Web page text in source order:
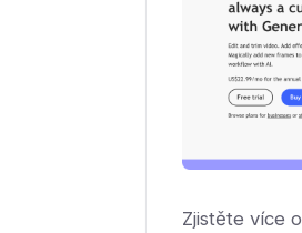
Zjistěte více o